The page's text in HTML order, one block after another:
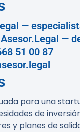
—
Asesor.Legal —
51 00 87
para una
de
y planes de